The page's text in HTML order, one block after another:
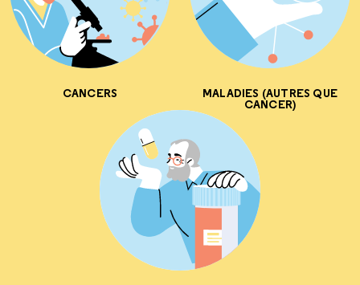
CANCERS MALADIES (AUTRES QUE
CANCER)